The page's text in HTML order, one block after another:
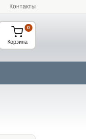
Контакты
Корзина
0